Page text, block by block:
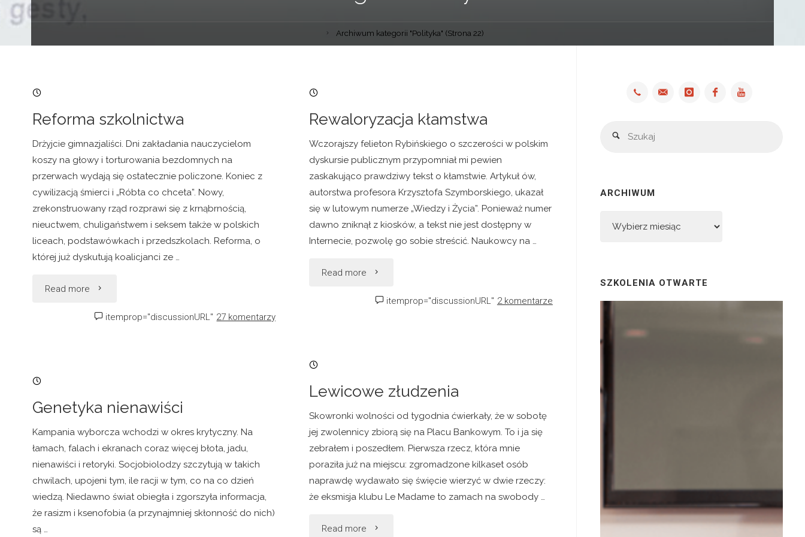
Archiwum kategorii "Polityka" (Strona 22)
Reforma szkolnictwa
Drżyjcie gimnazjaliści. Dni zakładania nauczycielom
koszy na głowy i torturowania bezdomnych na
przerwach wydają się ostatecznie policzone. Koniec z
cywilizacją śmierci i „Róbta co chceta”. Nowy,
zrekonstruowany rząd rozprawi się z krnąbrnością,
nieuctwem, chuligaństwem i seksem także w polskich
liceach, podstawówkach i przedszkolach. Reforma, o
której już dyskutują koalicjanci ze …
Read more "Reforma
szkolnictwa"
itemprop="discussionURL" 27 komentarzy
Rewaloryzacja kłamstwa
Wczorajszy felieton Rybińskiego o szczerości w polskim
dyskursie publicznym przypomniał mi pewien
zaskakująco prawdziwy tekst o kłamstwie. Artykuł ów,
autorstwa profesora Krzysztofa Szymborskiego, ukazał
się w lutowym numerze „Wiedzy i Życia”. Ponieważ numer
dawno zniknął z kiosków, a tekst nie jest dostępny w
Internecie, pozwolę go sobie streścić. Naukowcy na …
Read more "Rewaloryzacja
kłamstwa"
itemprop="discussionURL" 2 komentarze
Lewicowe złudzenia
Skowronki wolności od tygodnia ćwierkały, że w sobotę
jej zwolennicy zbiorą się na Placu Bankowym. To i ja się
zebrałem i poszedłem. Pierwsza rzecz, która mnie
poraziła już na miejscu: zgromadzone kilkaset osób
naprawdę wydawało się święcie wierzyć w dwie rzeczy:
że eksmisja klubu Le Madame to zamach na swobody …
Read more "Lewicowe
Genetyka nienawiści
Kampania wyborcza wchodzi w okres krytyczny. Na
łamach, falach i ekranach coraz więcej błota, jadu,
nienawiści i retoryki. Socjobiolodzy szczytują w takich
chwilach, upojeni tym, ile racji w tym, co na co dzień
wiedzą. Niedawno świat obiegła i zgorszyła informacja,
że rasizm i ksenofobia (a przynajmniej skłonność do nich)
są …
Szukaj
ARCHIWUM
SZKOLENIA OTWARTE